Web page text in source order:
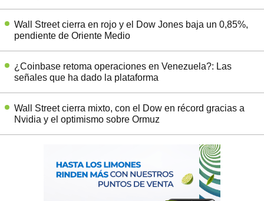
Wall Street cierra en rojo y el Dow Jones baja un 0,85%,
pendiente de Oriente Medio
¿Coinbase retoma operaciones en Venezuela?: Las
señales que ha dado la plataforma
Wall Street cierra mixto, con el Dow en récord gracias a
Nvidia y el optimismo sobre Ormuz